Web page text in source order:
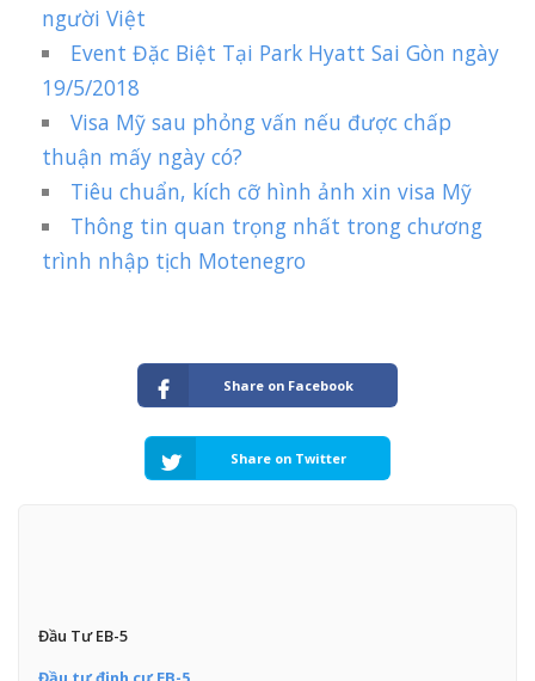
người Việt
Event Đặc Biệt Tại Park Hyatt Sai Gòn ngày
19/5/2018
Visa Mỹ sau phỏng vấn nếu được chấp
thuận mấy ngày có?
Tiêu chuẩn, kích cỡ hình ảnh xin visa Mỹ
Thông tin quan trọng nhất trong chương
trình nhập tịch Motenegro
Share on Facebook
Share on Twitter
Đầu Tư EB-5